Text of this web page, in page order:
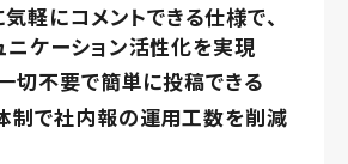
軽にコメントできる仕様で、
ケーション活性化を実現
不要で簡単に投稿できる
制で社内報の運用工数を削減